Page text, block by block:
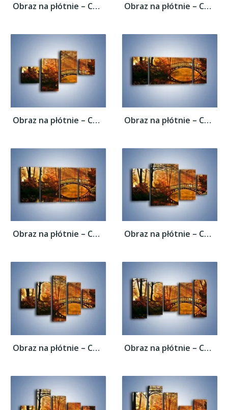
Obraz na płótnie – Cudowny spacer jesienną... Obraz na płótnie – Cudowny spacer jesienną...
Obraz na płótnie – Cudowny spacer jesienną... Obraz na płótnie – Cudowny spacer jesienną...
Obraz na płótnie – Cudowny spacer jesienną... Obraz na płótnie – Cudowny spacer jesienną...
Obraz na płótnie – Cudowny spacer jesienną... Obraz na płótnie – Cudowny spacer jesienną...